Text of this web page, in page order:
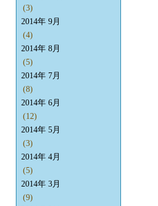
(3)
2014年 9月
(4)
2014年 8月
(5)
2014年 7月
(8)
2014年 6月
(12)
2014年 5月
(3)
2014年 4月
(5)
2014年 3月
(9)